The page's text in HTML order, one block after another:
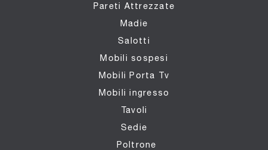
Pareti Attrezzate
Madie
Salotti
Mobili sospesi
Mobili Porta Tv
Mobili ingresso
Tavoli
Sedie
Poltrone